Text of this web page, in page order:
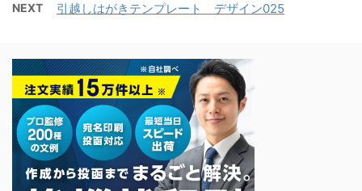
NEXT 引越しはがきテンプレート デザイン025